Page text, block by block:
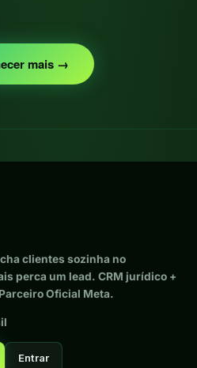
mais →
clientes sozinha no
perca um lead. CRM jurídico +
Oficial Meta.
Entrar